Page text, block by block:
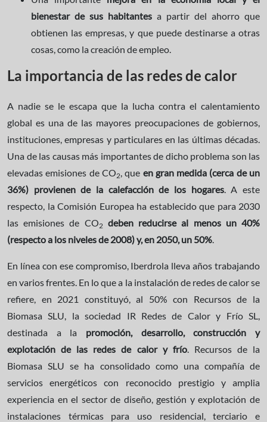
bienestar de sus habitantes a partir del ahorro que
obtienen las empresas, y que puede destinarse a otras
cosas, como la creación de empleo.
La importancia de las redes de calor
A nadie se le escapa que la lucha contra el calentamiento
global es una de las mayores preocupaciones de gobiernos,
instituciones, empresas y particulares en las últimas décadas.
Una de las causas más importantes de dicho problema son las
elevadas emisiones de CO2, que en gran medida (cerca de un
36%) provienen de la calefacción de los hogares. A este
respecto, la Comisión Europea ha establecido que para 2030
las emisiones de CO2 deben reducirse al menos un 40%
(respecto a los niveles de 2008) y, en 2050, un 50%.
En línea con ese compromiso, Iberdrola lleva años trabajando
en varios frentes. En lo que a la instalación de redes de calor se
refiere, en 2021 constituyó, al 50% con Recursos de la
Biomasa SLU, la sociedad IR Redes de Calor y Frío SL,
destinada a la promoción, desarrollo, construcción y
explotación de las redes de calor y frío. Recursos de la
Biomasa SLU se ha consolidado como una compañía de
servicios energéticos con reconocido prestigio y amplia
experiencia en el sector de diseño, gestión y explotación de
instalaciones térmicas para uso residencial, terciario e